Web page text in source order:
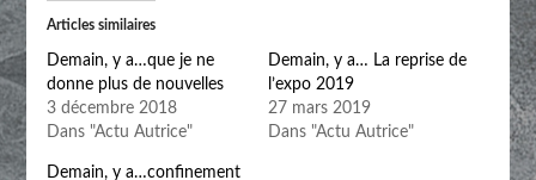
Articles similaires
Demain, y a…que je ne
donne plus de nouvelles
3 décembre 2018
Dans "Actu Autrice"
Demain, y a… La reprise de
l’expo 2019
27 mars 2019
Dans "Actu Autrice"
Demain, y a…confinement